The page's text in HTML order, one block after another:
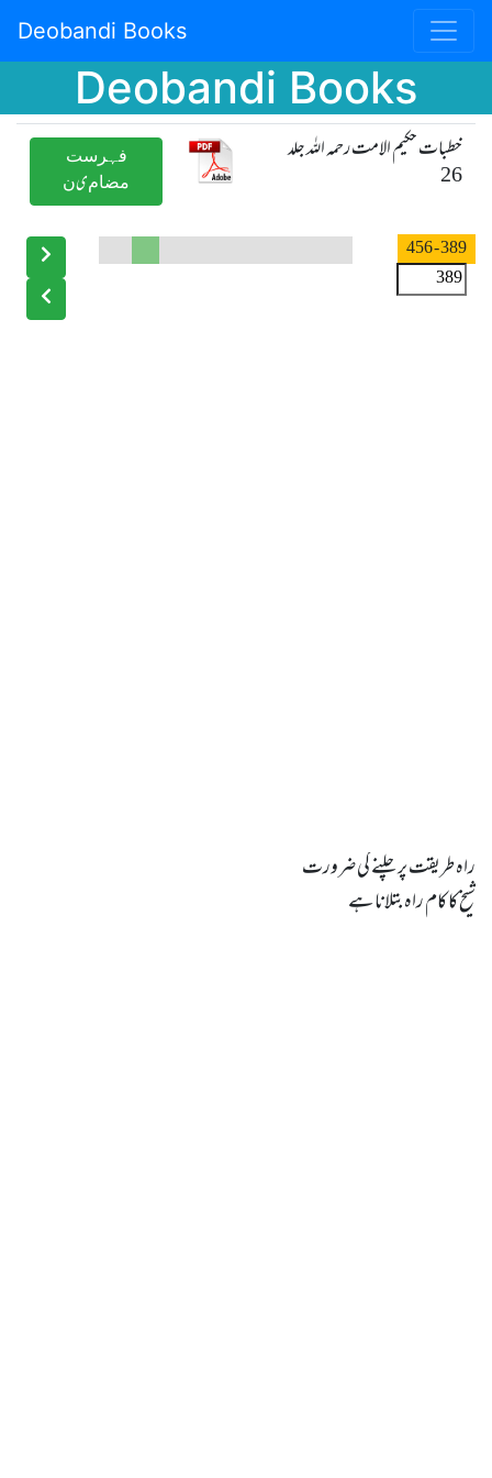
Deobandi Books
Deobandi Books
خطبات حکیم الامت رحمہ اللہ جلد
26
ﻓﮩﺮﺳﺖ
ﻣﻀﺎﻡیﻥ
389
- 456
شیخ کا کام راہ بتلانا ہے